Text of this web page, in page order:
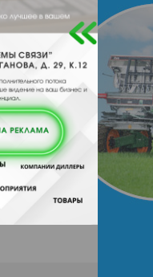
или
Войтиили